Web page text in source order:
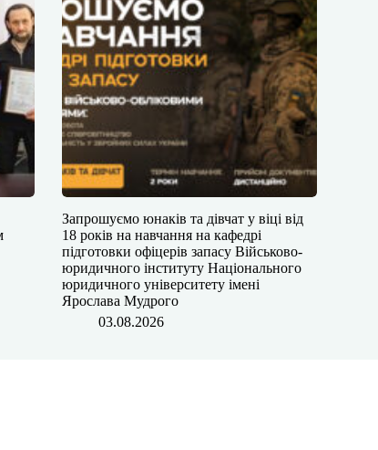
Запрошуємо юнаків та дівчат у віці від
18 років на навчання на кафедрі
підготовки офіцерів запасу Військово-
юридичного інституту Національного
юридичного університету імені
Ярослава Мудрого
03.08.2026